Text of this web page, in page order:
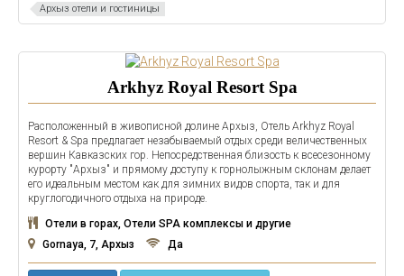
Архыз отели и гостиницы
Arkhyz Royal Resort Spa
Расположенный в живописной долине Архыз, Отель Arkhyz Royal
Resort & Spa предлагает незабываемый отдых среди величественных
вершин Кавказских гор. Непосредственная близость к всесезонному
курорту "Архыз" и прямому доступу к горнолыжным склонам делает
его идеальным местом как для зимних видов спорта, так и для
круглогодичного отдыха на природе.
Отели в горах, Отели SPA комплексы и другие
Gornaya, 7, Архыз
Да